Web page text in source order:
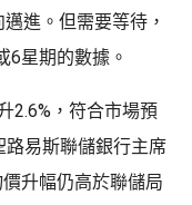
進。但需要等待，
6星期的數據。
2.6%，符合市場預
路易斯聯儲銀行主席
升幅仍高於聯儲局